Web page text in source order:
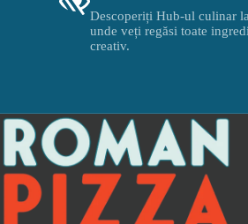
Descoperiți Hub-ul culinar
unde veți regăsi toate
creativ.